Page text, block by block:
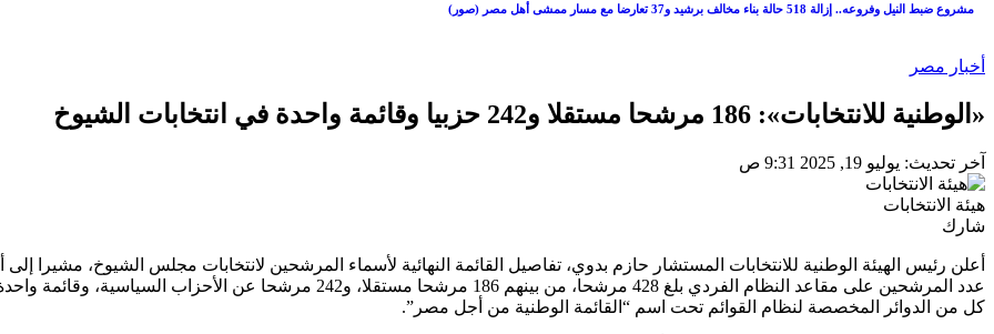
مشروع ضبط النيل وفروعه.. إزالة 518 حالة بناء مخالف برشيد و37 تعارضا مع مسار ممشى أهل مصر (صور)
أخبار مصر
«الوطنية للانتخابات»: 186 مرشحا مستقلا و242 حزبيا وقائمة واحدة في انتخابات الشيوخ
آخر تحديث: يوليو 19, 2025 9:31 ص
هيئة الانتخابات
شارك
أعلن رئيس الهيئة الوطنية للانتخابات المستشار حازم بدوي، تفاصيل القائمة النهائية لأسماء المرشحين لانتخابات مجلس الشيوخ، مشيرا إلى
عدد المرشحين على مقاعد النظام الفردي بلغ 428 مرشحا، من بينهم 186 مرشحا مستقلا، و242 مرشحا عن الأحزاب السياسية،
كل من الدوائر المخصصة لنظام القوائم تحت اسم “القائمة الوطنية من أجل مصر”.